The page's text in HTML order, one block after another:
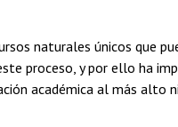
Alimentos
naturales únicos que
proceso, y por ello ha
académica al más alto